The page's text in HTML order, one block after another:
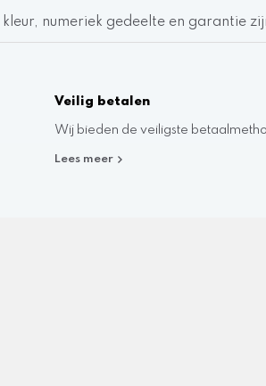
numeriek gedeelte en garantie
Veilig betalen
Wij bieden de veiligste
Lees meer